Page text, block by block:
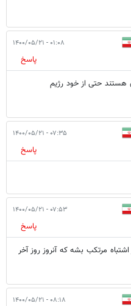
۰۱:۰۸ - ۱۴۰۰/۰۵/۲۱
پاسخ
هستند حتی از خود رژیم
۰۷:۳۵ - ۱۴۰۰/۰۵/۲۱
پاسخ
۰۷:۵۳ - ۱۴۰۰/۰۵/۲۱
پاسخ
مرتکب بشه که آنروز روز آخر
۰۸:۱۸ - ۱۴۰۰/۰۵/۲۱